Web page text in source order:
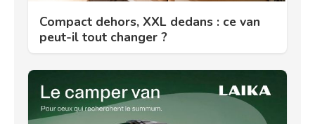
Compact dehors, XXL dedans : ce van
peut-il tout changer ?